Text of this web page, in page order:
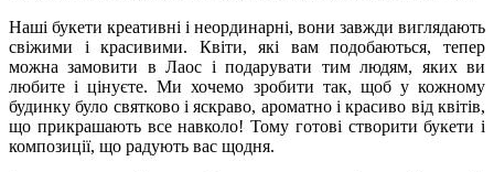
Наші букети креативні і неординарні, вони завжди виглядають
свіжими і красивими. Квіти, які вам подобаються, тепер
можна замовити в Лаос і подарувати тим людям, яких ви
любите і цінуєте. Ми хочемо зробити так, щоб у кожному
будинку було святково і яскраво, ароматно і красиво від квітів,
що прикрашають все навколо! Тому готові створити букети і
композиції, що радують вас щодня.